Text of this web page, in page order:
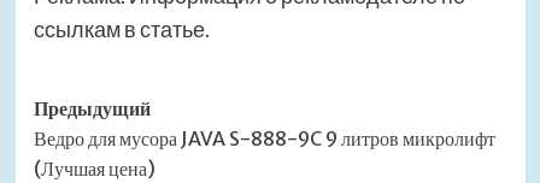
ссылкам в статье.
Навигация
записи
Предыдущий
Ведро для мусора JAVA S-888-9C 9 литров микролифт
(Лучшая цена)